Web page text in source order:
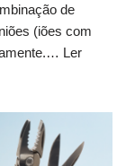
de
(iões com
Ler